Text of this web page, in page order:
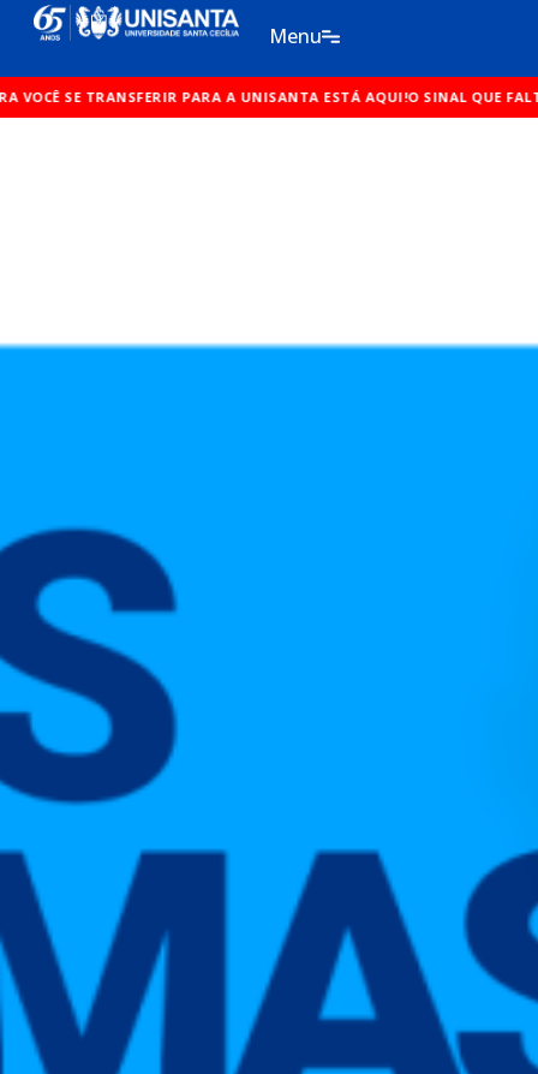
o
conteúdo
Menu
PARA A UNISANTA ESTÁ AQUI!O SINAL QUE FALTAVA PARA